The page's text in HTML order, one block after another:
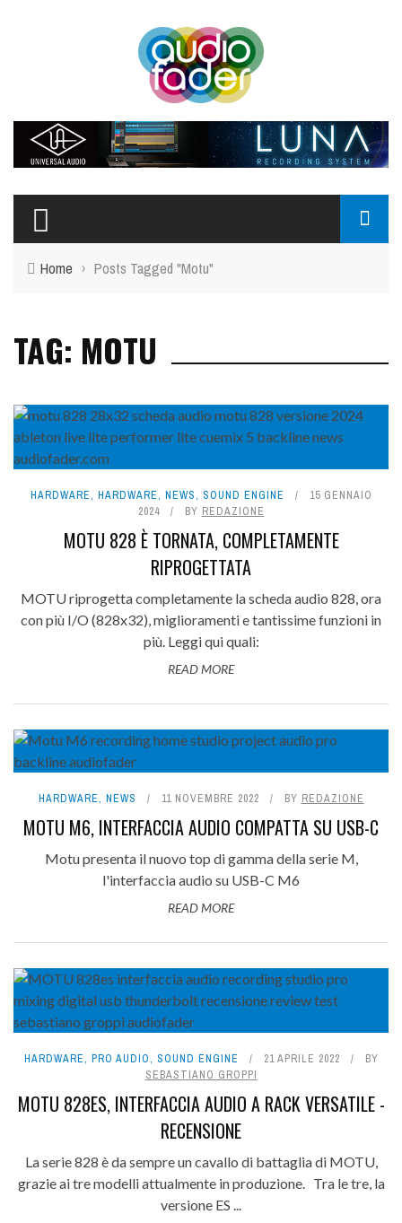
Home › Posts Tagged "Motu"
TAG: MOTU
HARDWARE, HARDWARE, NEWS, SOUND ENGINE
15 GENNAIO
2024
BY REDAZIONE
MOTU 828 È TORNATA, COMPLETAMENTE
RIPROGETTATA
MOTU riprogetta completamente la scheda audio 828, ora
con più I/O (828x32), miglioramenti e tantissime funzioni in
più. Leggi qui quali:
READ MORE
HARDWARE, NEWS 11 NOVEMBRE 2022 BY REDAZIONE
MOTU M6, INTERFACCIA AUDIO COMPATTA SU USB-C
Motu presenta il nuovo top di gamma della serie M,
l'interfaccia audio su USB-C M6
READ MORE
HARDWARE, PRO AUDIO, SOUND ENGINE 21 APRILE 2022
BY
SEBASTIANO GROPPI
MOTU 828ES, INTERFACCIA AUDIO A RACK VERSATILE -
RECENSIONE
La serie 828 è da sempre un cavallo di battaglia di MOTU,
grazie ai tre modelli attualmente in produzione. Tra le tre, la
versione ES ...